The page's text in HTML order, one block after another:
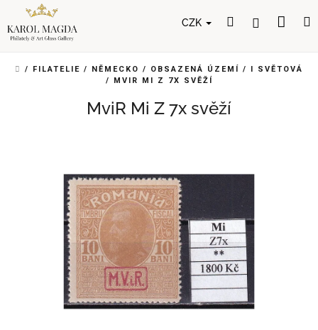
obsah
CZK HledatPřihlášení
DOMŮ
/ FILATELIE / NĚMECKO / OBSAZENÁ ÚZEMÍ /
I SVĚTOVÁ
/
MVIR MI Z 7X SVĚŽÍ
MviR Mi Z 7x svěží